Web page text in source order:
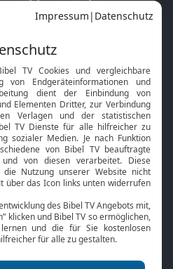
Mobile App
Smart TV
HbbTV
Bibelthek Online-Bibel
Nächster Gottesdienst
Service
Kontakt
TV-Empfang